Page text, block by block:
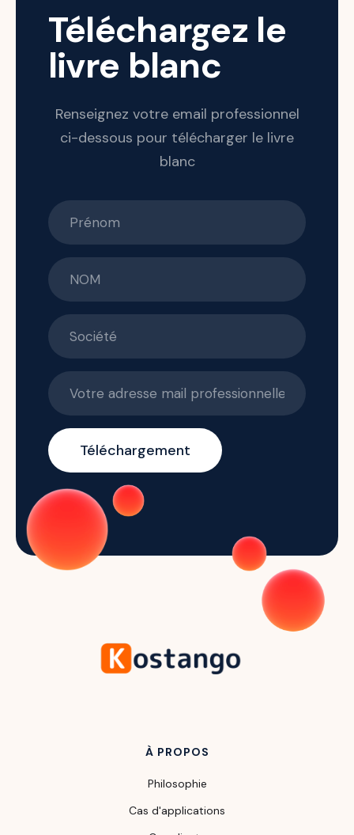
Téléchargez le
livre blanc
Renseignez votre email professionnel
ci-dessous pour télécharger le livre
blanc
À PROPOS
Philosophie
Cas d'applications